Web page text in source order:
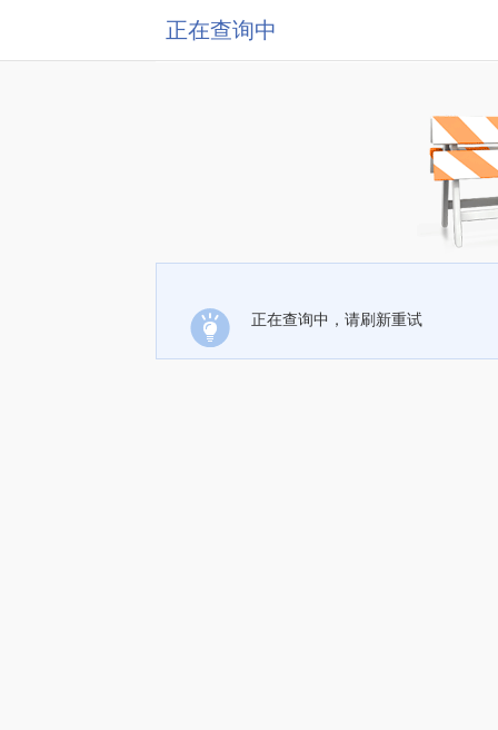
正在查询中
正在查询中，请刷新重试